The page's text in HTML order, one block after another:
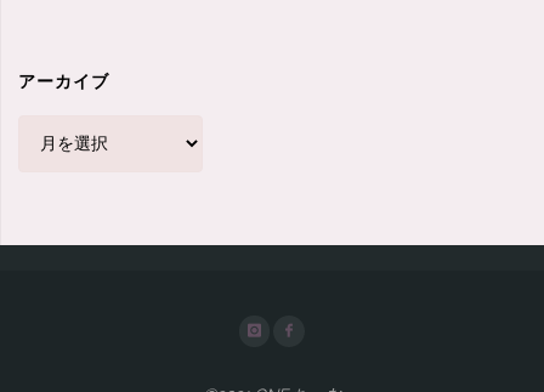
アーカイブ
ブ